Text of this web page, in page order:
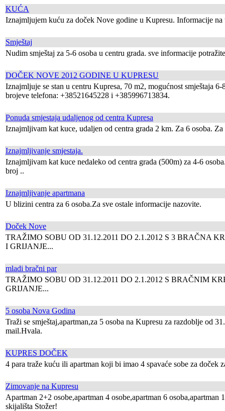
KUĆA
Iznajmljujem kuću za doček Nove godine u Kupresu. Informacije
Smještaj
Nudim smještaj za 5-6 osoba u centru grada. sve informacije
DOČEK NOVE 2012 GODINE U KUPRESU
Iznajmljuje se stan u centru Kupresa, 70 m2, mogućnost smještaja
brojeve telefona: +38521645228 i +385996713834.
Ponuda smjestaja udaljenog od centra Kupresa
Iznajmljivam kat kuce, udaljen od centra grada 2 km. Za 6 osoba.
Iznajmljivanje smjestaja.
Iznajmljivam kat kuce nedaleko od centra grada (500m) za 4-6
broj ..
Iznajmljivanje apartmana
U blizini centra za 6 osoba.Za sve ostale informacije nazovite.
Doček Nove
TRAŽIMO SOBU OD 31.12.2011 DO 2.1.2012 S 3 BRAČNA
I GRIJANJE...
mladi bračni par
TRAŽIMO SOBU OD 31.12.2011 DO 2.1.2012 S BRAČNIM
GRIJANJE...
5 osoba Nova Godina
Traži se smještaj,apartman,za 5 osoba na Kupresu za razdoblje od
mail.Hvala.
KUPRES DOČEK
4 para traže kuću ili apartman koji bi imao 4 spavaće sobe za
Zimovanje na Kupresu
Apartman 2+2 osobe,apartman 4 osobe,apartman 6
skijališta Stožer!